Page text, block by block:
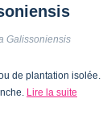
Galissoniensis
de plantation isolée.
Lire la suite